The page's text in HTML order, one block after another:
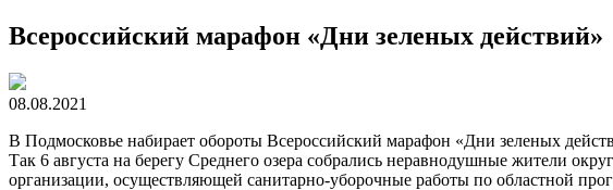
Всероссийский марафон «Дни зеленых действий»
08.08.2021
В Подмосковье набирает обороты Всероссийский марафон «Дни зеленых
Так 6 августа на берегу Среднего озера собрались неравнодушные жители
организации, осуществляющей санитарно-уборочные работы по областной